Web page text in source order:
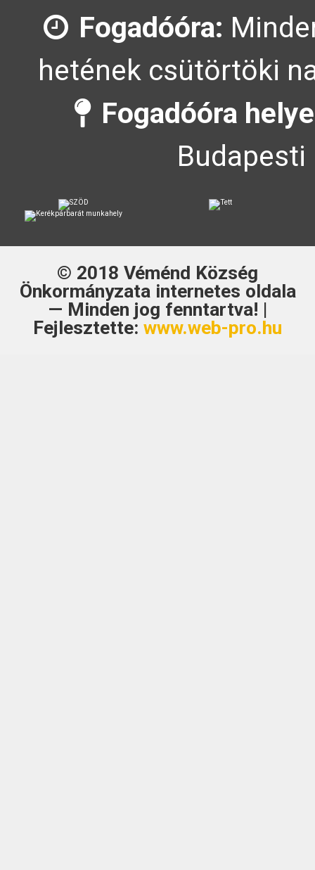
Fogadóóra:
hetének csütörtöki
Fogadóóra
© 2018 Véménd Község
Önkormányzata internetes oldala
— Minden jog fenntartva! |
Fejlesztette: www.web-pro.hu